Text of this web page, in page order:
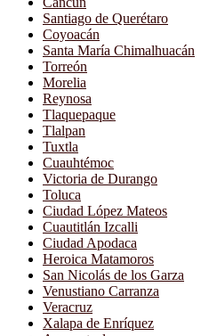
Santiago de Querétaro
Coyoacán
Santa María Chimalhuacán
Torreón
Morelia
Reynosa
Tlaquepaque
Tlalpan
Tuxtla
Cuauhtémoc
Victoria de Durango
Toluca
Ciudad López Mateos
Cuautitlán Izcalli
Ciudad Apodaca
Heroica Matamoros
San Nicolás de los Garza
Venustiano Carranza
Veracruz
Xalapa de Enríquez